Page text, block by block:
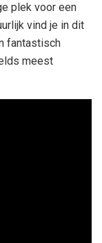
plek voor een
vind je in dit
fantastisch
meest